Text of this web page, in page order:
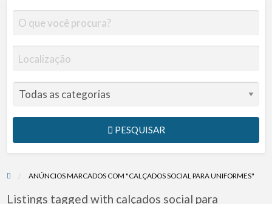
PESQUISAR
ANÚNCIOS MARCADOS COM "CALÇADOS SOCIAL PARA UNIFORMES"
Listings tagged with calçados social para